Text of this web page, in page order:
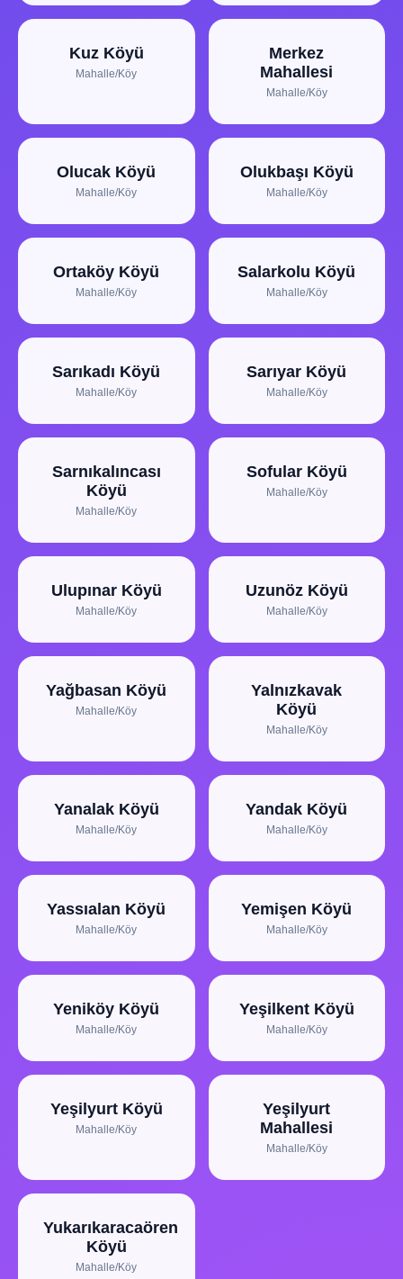
Kuz Köyü
Mahalle/Köy
Merkez
Mahallesi
Mahalle/Köy
Olucak Köyü
Mahalle/Köy
Olukbaşı Köyü
Mahalle/Köy
Ortaköy Köyü
Mahalle/Köy
Salarkolu Köyü
Mahalle/Köy
Sarıkadı Köyü
Mahalle/Köy
Sarıyar Köyü
Mahalle/Köy
Sarnıkalıncası
Köyü
Mahalle/Köy
Sofular Köyü
Mahalle/Köy
Ulupınar Köyü
Mahalle/Köy
Uzunöz Köyü
Mahalle/Köy
Yağbasan Köyü
Mahalle/Köy
Yalnızkavak
Köyü
Mahalle/Köy
Yanalak Köyü
Mahalle/Köy
Yandak Köyü
Mahalle/Köy
Yassıalan Köyü
Mahalle/Köy
Yemişen Köyü
Mahalle/Köy
Yeniköy Köyü
Mahalle/Köy
Yeşilkent Köyü
Mahalle/Köy
Yeşilyurt Köyü
Mahalle/Köy
Yeşilyurt
Mahallesi
Mahalle/Köy
Yukarıkaracaören
Köyü
Mahalle/Köy